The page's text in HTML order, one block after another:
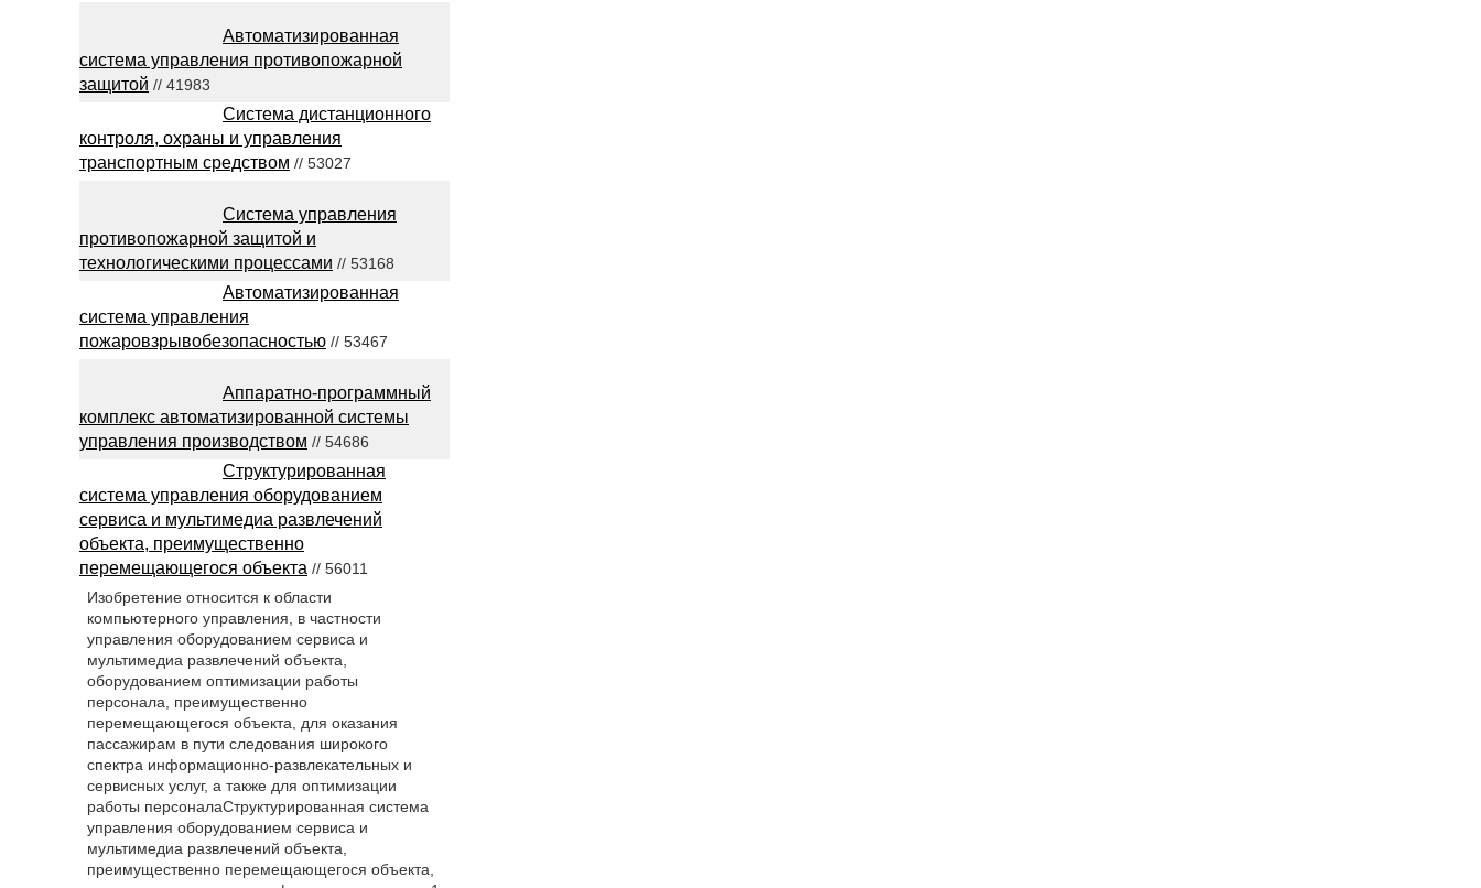
Автоматизированная
система управления противопожарной
защитой // 41983
Система дистанционного
контроля, охраны и управления
транспортным средством // 53027
Система управления
противопожарной защитой и
технологическими процессами // 53168
Автоматизированная
система управления
пожаровзрывобезопасностью // 53467
Аппаратно-программный
комплекс автоматизированной системы
управления производством // 54686
Структурированная
система управления оборудованием
сервиса и мультимедиа развлечений
объекта, преимущественно
перемещающегося объекта // 56011
Изобретение относится к области
компьютерного управления, в частности
управления оборудованием сервиса и
мультимедиа развлечений объекта,
оборудованием оптимизации работы
персонала, преимущественно
перемещающегося объекта, для оказания
пассажирам в пути следования широкого
спектра информационно-развлекательных и
сервисных услуг, а также для оптимизации
работы персоналаСтруктурированная система
управления оборудованием сервиса и
мультимедиа развлечений объекта,
преимущественно перемещающегося объекта,